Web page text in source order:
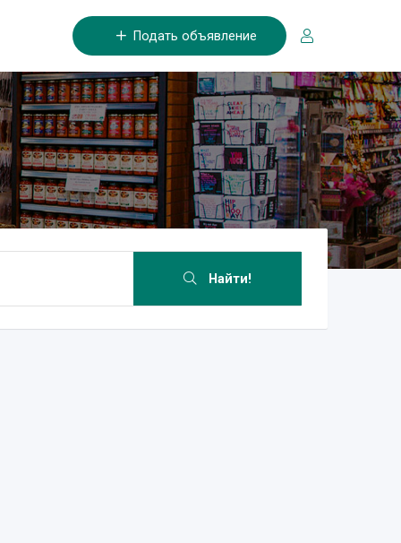
Подать объявление
Найти!